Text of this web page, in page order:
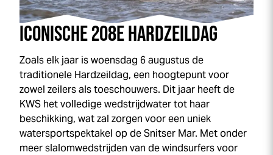
ICONISCHE 208E HARDZEILDAG
Zoals elk jaar is woensdag 6 augustus de
traditionele Hardzeildag, een hoogtepunt voor
zowel zeilers als toeschouwers. Dit jaar heeft de
KWS het volledige wedstrijdwater tot haar
beschikking, wat zal zorgen voor een uniek
watersportspektakel op de Snitser Mar. Met onder
meer slalomwedstrijden van de windsurfers voor